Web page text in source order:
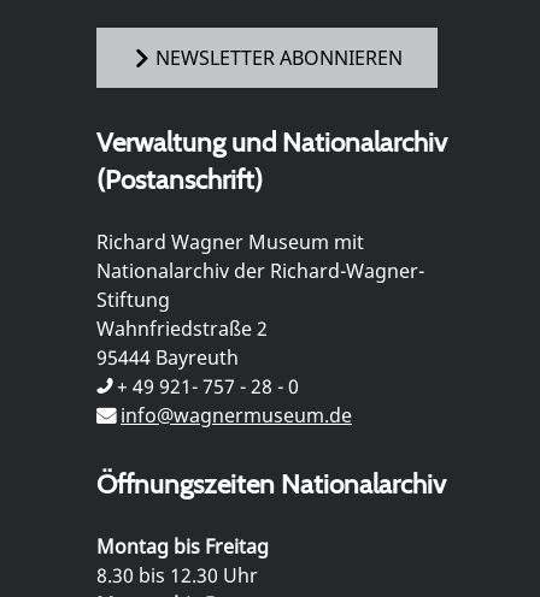
NEWSLETTER ABONNIEREN
Verwaltung und Nationalarchiv
(Postanschrift)
Richard Wagner Museum mit
Nationalarchiv der Richard-Wagner-
Stiftung
Wahnfriedstraße 2
95444 Bayreuth
+ 49 921- 757 - 28 - 0
info@wagnermuseum.de
Öffnungszeiten Nationalarchiv
Montag bis Freitag
8.30 bis 12.30 Uhr